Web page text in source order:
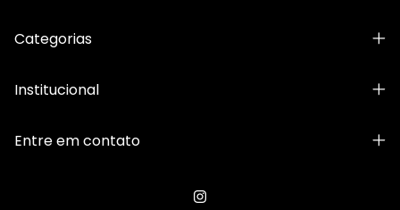
Categorias
Institucional
Entre em contato